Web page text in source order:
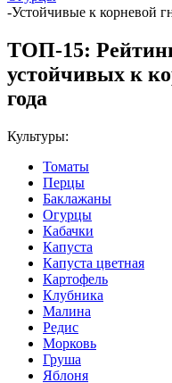
-Устойчивые к корневой
ТОП-15:
устойчивых к
года
Культуры:
Томаты
Перцы
Баклажаны
Огурцы
Кабачки
Капуста
Капуста цветная
Картофель
Клубника
Малина
Редис
Морковь
Груша
Яблоня